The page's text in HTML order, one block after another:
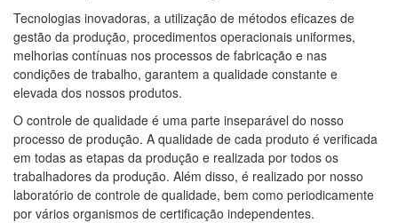
Tecnologias inovadoras, a utilização de métodos eficazes de
gestão da produção, procedimentos operacionais uniformes,
melhorias contínuas nos processos de fabricação e nas
condições de trabalho, garantem a qualidade constante e
elevada dos nossos produtos.
O controle de qualidade é uma parte inseparável do nosso
processo de produção. A qualidade de cada produto é verificada
em todas as etapas da produção e realizada por todos os
trabalhadores da produção. Além disso, é realizado por nosso
laboratório de controle de qualidade, bem como periodicamente
por vários organismos de certificação independentes.